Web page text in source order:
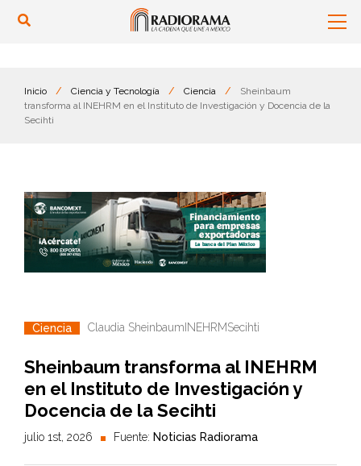
Inicio / Ciencia y Tecnología / Ciencia /
Sheinbaum
transforma al INEHRM en el Instituto de Investigación y Docencia de la
Secihti
Ciencia Claudia Sheinbaum INEHRMSecihti
Sheinbaum transforma al INEHRM
en el Instituto de Investigación y
Docencia de la Secihti
julio 1st, 2026 Fuente: Noticias Radiorama